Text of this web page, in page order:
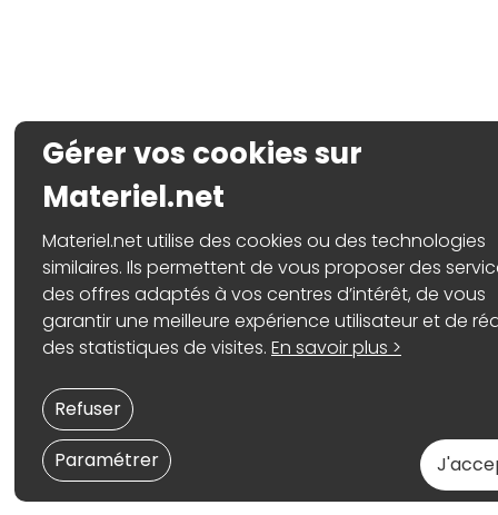
Gérer vos cookies sur
Materiel.net
Materiel.net utilise des cookies ou des technologies
similaires. Ils permettent de vous proposer des
des offres adaptés à vos centres d’intérêt, de vous
garantir une meilleure expérience utilisateur et de
des statistiques de visites.En savoir plus >
Paramétrer
Refuser